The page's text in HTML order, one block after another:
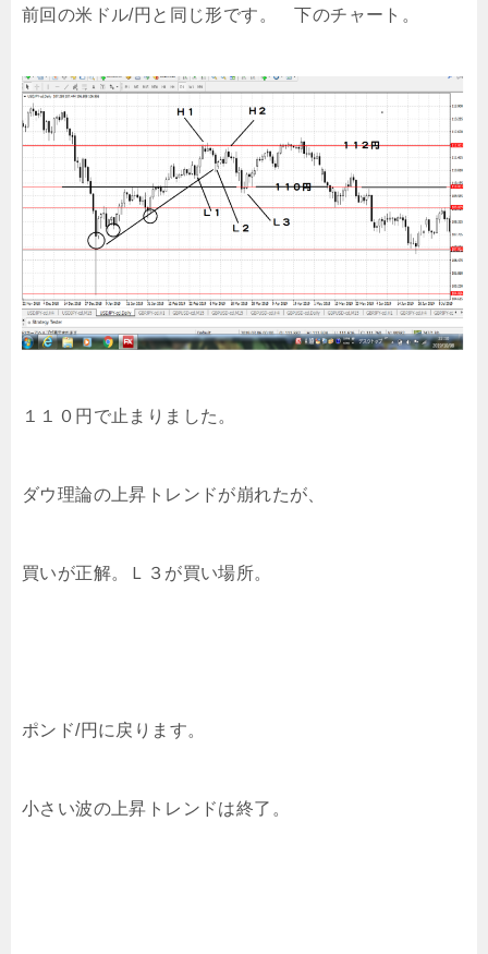
前回の米ドル/円と同じ形です。 下のチャート。
１１０円で止まりました。
ダウ理論の上昇トレンドが崩れたが、
買いが正解。Ｌ３が買い場所。
ポンド/円に戻ります。
小さい波の上昇トレンドは終了。